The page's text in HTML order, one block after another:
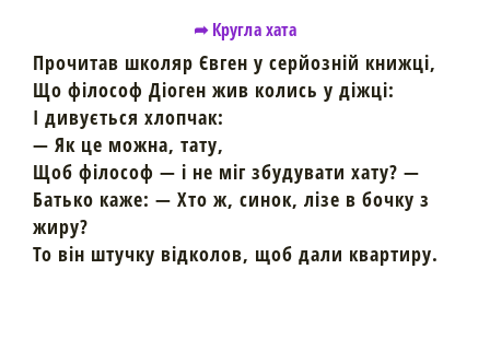
➦ Кругла хата
Прочитав школяр Євген у серйозній книжці,
Що філософ Діоген жив колись у діжці:
І дивується хлопчак:
— Як це можна, тату,
Щоб філософ — і не міг збудувати хату? —
Батько каже: — Хто ж, синок, лізе в бочку з
жиру?
То він штучку відколов, щоб дали квартиру.